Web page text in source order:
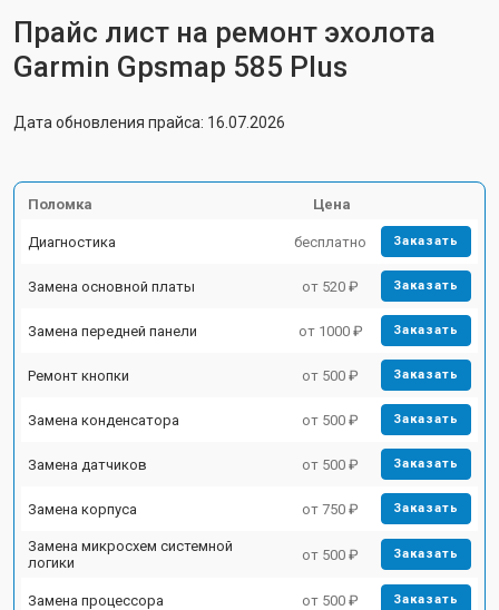
Прайс лист на ремонт эхолота
Garmin Gpsmap 585 Plus
Дата обновления прайса: 16.07.2026
Поломка Цена
Диагностика бесплатно Заказать
Замена основной платы от 520 ₽ Заказать
Замена передней панели от 1000 ₽ Заказать
Ремонт кнопки от 500 ₽ Заказать
Замена конденсатора от 500 ₽ Заказать
Замена датчиков от 500 ₽ Заказать
Замена корпуса от 750 ₽ Заказать
Замена микросхем системной
логики
от 500 ₽ Заказать
Замена процессора от 500 ₽ Заказать